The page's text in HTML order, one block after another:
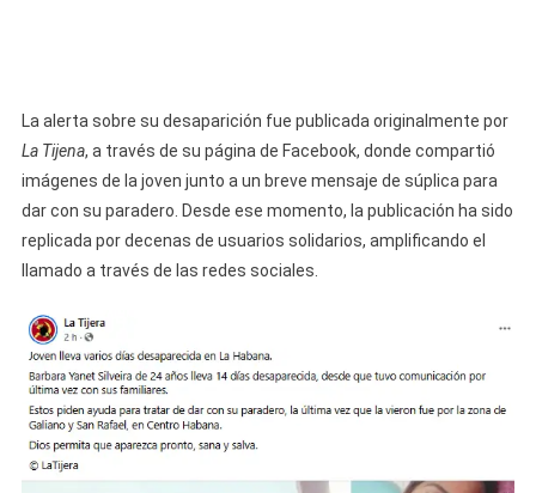
La alerta sobre su desaparición fue publicada originalmente por
La Tijena, a través de su página de Facebook, donde compartió
imágenes de la joven junto a un breve mensaje de súplica para
dar con su paradero. Desde ese momento, la publicación ha sido
replicada por decenas de usuarios solidarios, amplificando el
llamado a través de las redes sociales.